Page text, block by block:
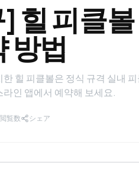
힐 피클
방법
힐 피클볼은 정식 규격 실내
인 앱에서 예약해 보세요.
閲覧数 シェア